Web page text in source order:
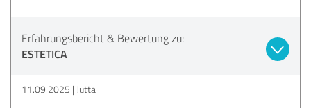
Erfahrungsbericht & Bewertung zu:
ESTETICA
11.09.2025 Jutta